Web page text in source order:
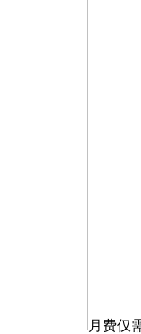
月费仅